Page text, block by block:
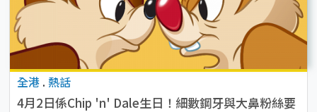
全港 . 熱話
4月2日係Chip 'n' Dale生日！細數鋼牙與大鼻粉絲要